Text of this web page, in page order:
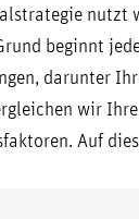
nutzt
beginnt
darunter
wir
Auf